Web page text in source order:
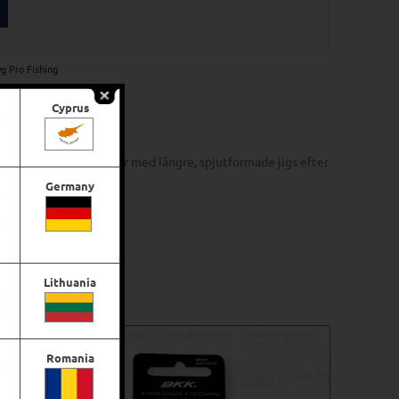
Pro Fishing
Perfekt när du fiskar med längre, spjutformade jigs efter
-10%
Cyprus
Germany
Lithuania
Romania